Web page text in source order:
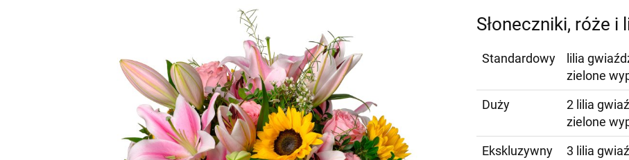
Słoneczniki, róże i
Standardowy
lilia
zielone
Duży
2 lilia
zielone
Ekskluzywny
3 lilia